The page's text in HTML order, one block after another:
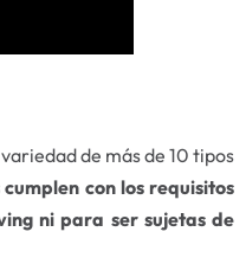
de más de 10 tipos
con los requisitos
ni para ser sujetas de